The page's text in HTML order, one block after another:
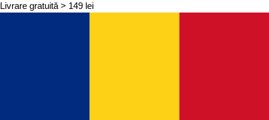
Livrare gratuită > 149 lei